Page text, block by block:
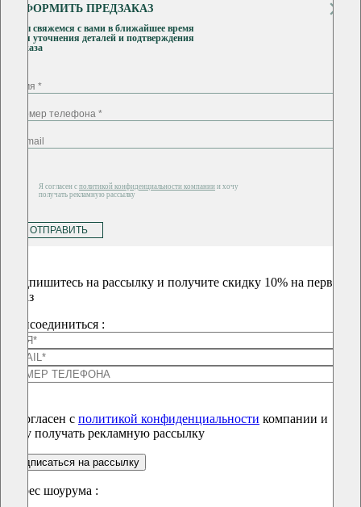
ОФОРМИТЬ ПРЕДЗАКАЗ
Мы свяжемся с вами в ближайшее время
для уточнения деталей и подтверждения
заказа
Я согласен с политикой конфиденциальности компании и хочу
получать рекламную рассылку
ОТПРАВИТЬ
Подпишитесь на рассылку и получите скидку 10% на первый
заказ
Присоединиться :
Я согласен с политикой конфиденциальности компании и
хочу получать рекламную рассылку
подписаться на рассылку
Адрес шоурума :